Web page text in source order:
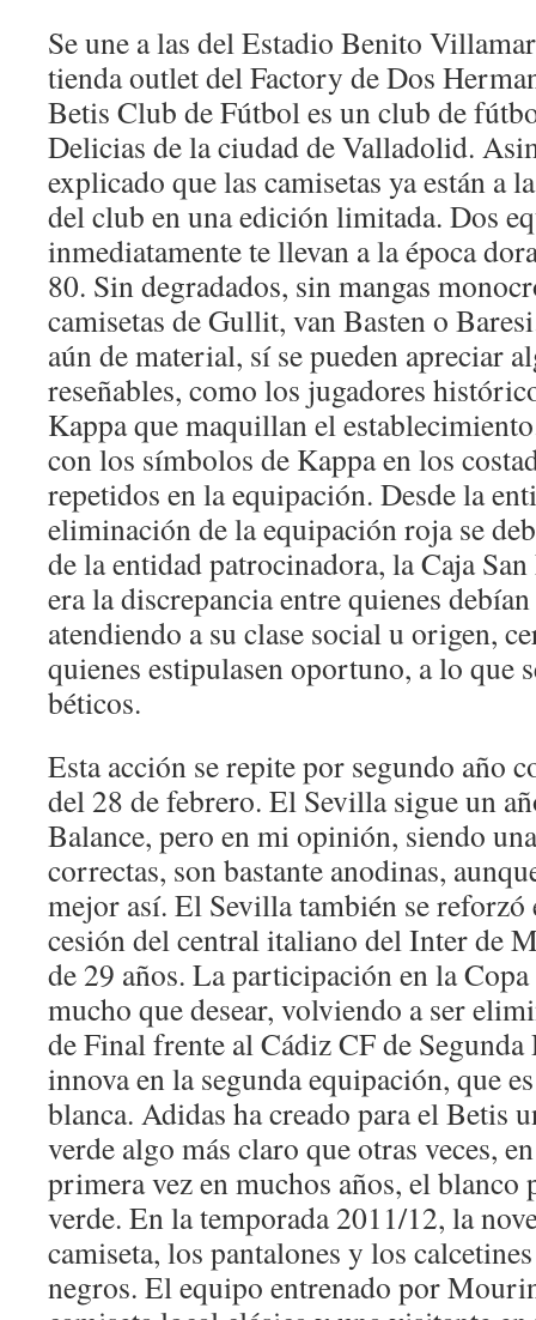
Se une a las del Estadio Benito
tienda outlet del Factory de Dos
Betis Club de Fútbol es un club de
Delicias de la ciudad de Valladolid.
explicado que las camisetas ya están a
del club en una edición limitada. Dos
inmediatamente te llevan a la época
80. Sin degradados, sin mangas
camisetas de Gullit, van Basten o
aún de material, sí se pueden apreciar
reseñables, como los jugadores
Kappa que maquillan el
con los símbolos de Kappa en los
repetidos en la equipación. Desde la
eliminación de la equipación roja se
de la entidad patrocinadora, la Caja
era la discrepancia entre quienes
atendiendo a su clase social u origen,
quienes estipulasen oportuno, a lo que
béticos.
Esta acción se repite por segundo año
del 28 de febrero. El Sevilla sigue un
Balance, pero en mi opinión, siendo
correctas, son bastante anodinas,
mejor así. El Sevilla también se reforzó
cesión del central italiano del Inter de
de 29 años. La participación en la
mucho que desear, volviendo a ser
de Final frente al Cádiz CF de
innova en la segunda equipación, que
blanca. Adidas ha creado para el Betis
verde algo más claro que otras veces,
primera vez en muchos años, el blanco
verde. En la temporada 2011/12, la
camiseta, los pantalones y los
negros. El equipo entrenado por